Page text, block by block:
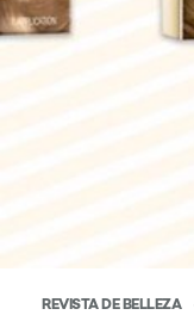
REVISTA DE BELLEZA